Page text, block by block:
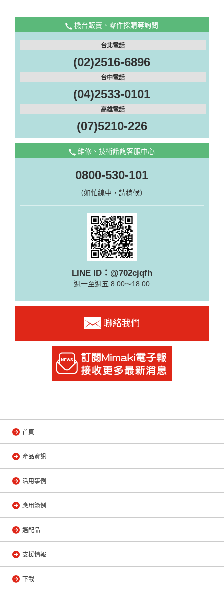
機台販賣、零件採購等詢問
台北電話
(02)2516-6896
台中電話
(04)2533-0101
高雄電話
(07)5210-226
維修、技術諮詢客服中心
0800-530-101
（如忙線中，請稍候）
LINE ID：@702cjqfh
週一至週五 8:00～18:00
聯絡我們
首頁
產品資訊
活用事例
應用範例
選配品
支援情報
下載